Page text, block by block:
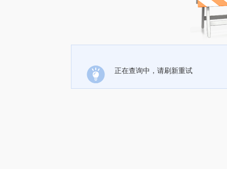
正在查询中，请刷新重试